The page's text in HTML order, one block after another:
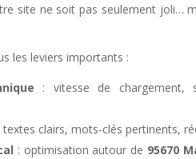
site ne soit pas seulement joli…
les leviers importants :
: vitesse de chargement,
textes clairs, mots-clés pertinents,
: optimisation autour de 95670